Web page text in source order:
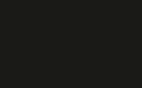
de forma antecipada